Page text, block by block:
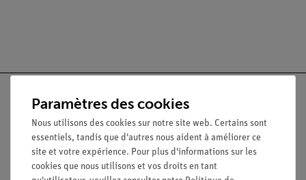
Nach oben
Paramètres des cookies
Nous utilisons des cookies sur notre site web. Certains sont
essentiels, tandis que d'autres nous aident à améliorer ce
site et votre expérience. Pour plus d'informations sur les
cookies que nous utilisons et vos droits en tant